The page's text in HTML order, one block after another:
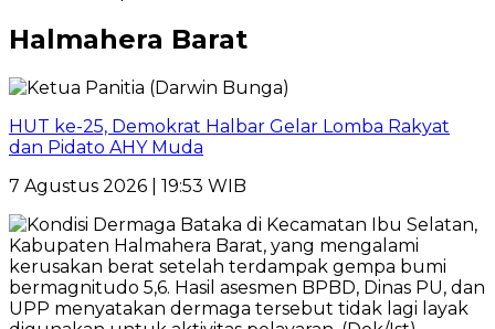
Halmahera Barat
HUT ke-25, Demokrat Halbar Gelar Lomba Rakyat
dan Pidato AHY Muda
7 Agustus 2026 | 19:53 WIB